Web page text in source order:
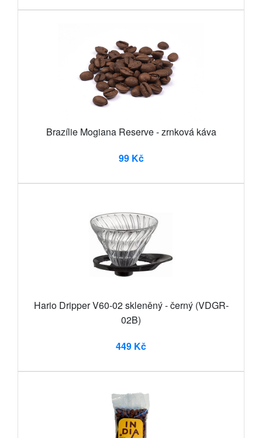
Brazílie Mogiana Reserve - zrnková káva
99 Kč
Hario Dripper V60-02 skleněný - černý (VDGR-
02B)
449 Kč